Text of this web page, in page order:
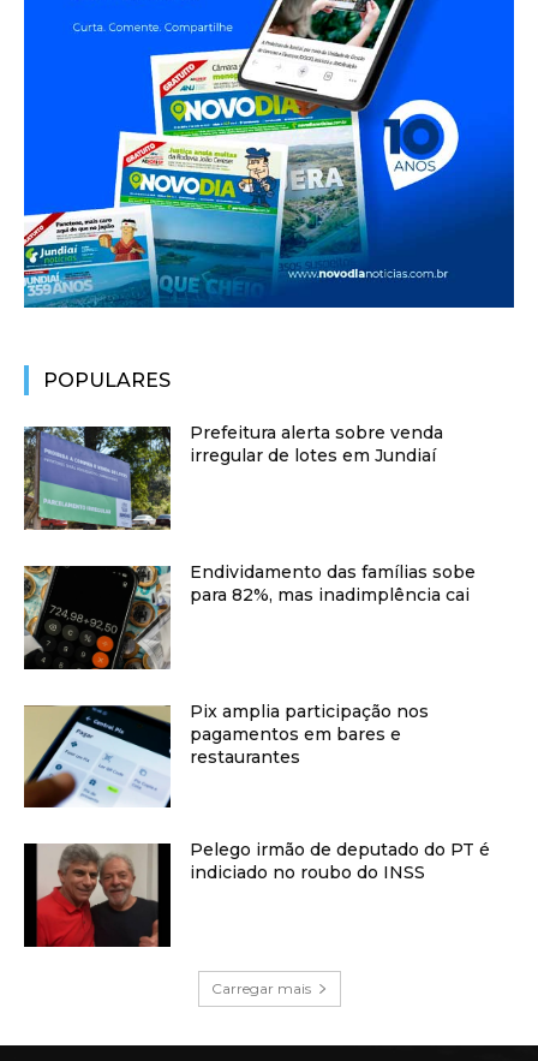
POPULARES
Prefeitura alerta sobre venda
irregular de lotes em Jundiaí
Endividamento das famílias sobe
para 82%, mas inadimplência cai
Pix amplia participação nos
pagamentos em bares e
restaurantes
Pelego irmão de deputado do PT é
indiciado no roubo do INSS
Carregar mais